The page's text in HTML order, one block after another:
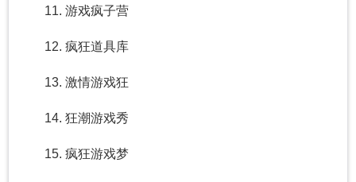
11. 游戏疯子营
12. 疯狂道具库
13. 激情游戏狂
14. 狂潮游戏秀
15. 疯狂游戏梦